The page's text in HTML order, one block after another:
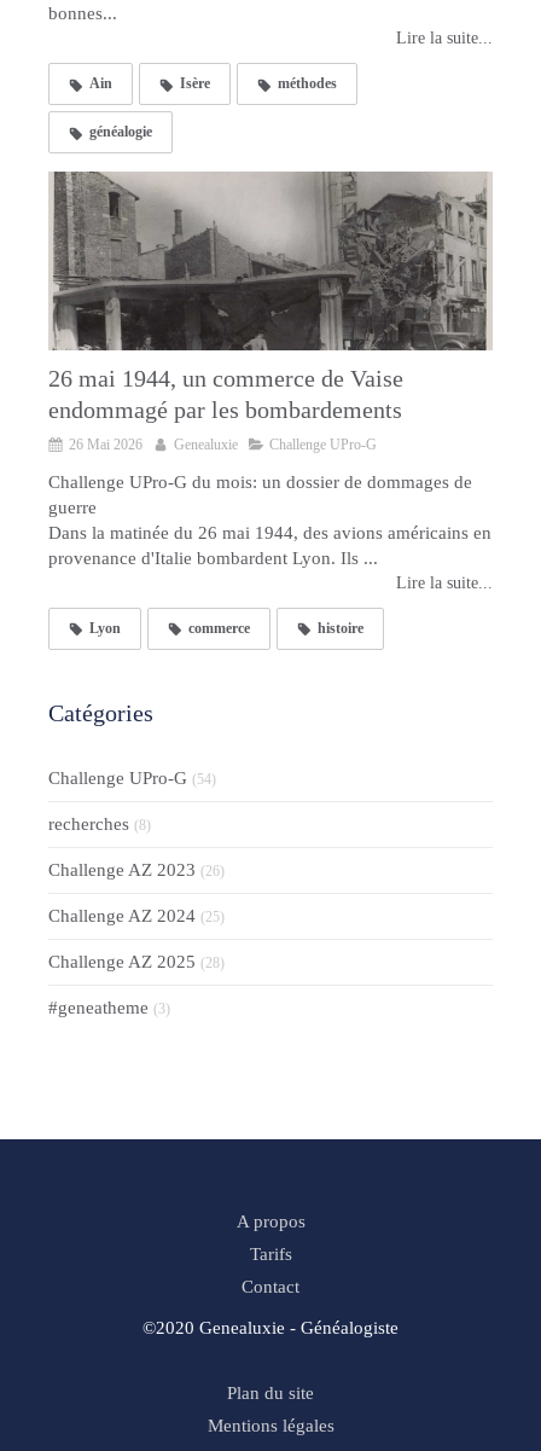
bonnes...
Lire la suite...
Ain Isère méthodes
généalogie
26 mai 1944, un commerce de Vaise
endommagé par les bombardements
26 Mai 2026 Genealuxie Challenge UPro-G
Challenge UPro-G du mois: un dossier de dommages de
guerre
Dans la matinée du 26 mai 1944, des avions américains en
provenance d'Italie bombardent Lyon. Ils ...
Lire la suite...
Lyon commerce histoire
Catégories
Challenge UPro-G (54)
recherches (8)
Challenge AZ 2023 (26)
Challenge AZ 2024 (25)
Challenge AZ 2025 (28)
#geneatheme (3)
A propos
Tarifs
Contact
©2020 Genealuxie - Généalogiste
Plan du site
Mentions légales